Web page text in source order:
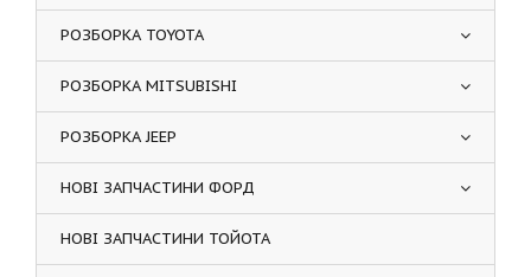
РОЗБОРКА TOYOTA
РОЗБОРКА MITSUBISHI
РОЗБОРКА JEEP
НОВІ ЗАПЧАСТИНИ ФОРД
НОВІ ЗАПЧАСТИНИ ТОЙОТА